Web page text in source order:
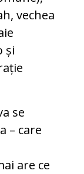
vechea
și
se
– care
are ce